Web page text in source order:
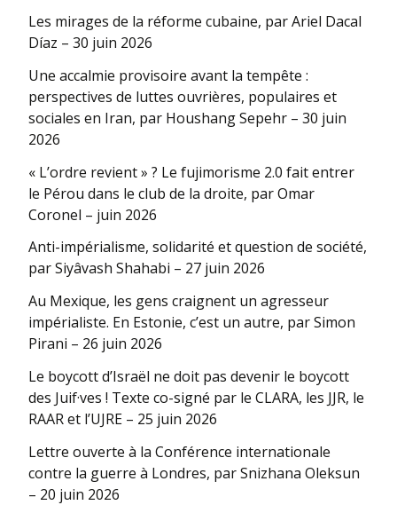
Les mirages de la réforme cubaine, par Ariel Dacal
Díaz – 30 juin 2026
Une accalmie provisoire avant la tempête :
perspectives de luttes ouvrières, populaires et
sociales en Iran, par Houshang Sepehr – 30 juin
2026
« L’ordre revient » ? Le fujimorisme 2.0 fait entrer
le Pérou dans le club de la droite, par Omar
Coronel – juin 2026
Anti-impérialisme, solidarité et question de société,
par Siyâvash Shahabi – 27 juin 2026
Au Mexique, les gens craignent un agresseur
impérialiste. En Estonie, c’est un autre, par Simon
Pirani – 26 juin 2026
Le boycott d’Israël ne doit pas devenir le boycott
des Juif·ves ! Texte co-signé par le CLARA, les JJR, le
RAAR et l’UJRE – 25 juin 2026
Lettre ouverte à la Conférence internationale
contre la guerre à Londres, par Snizhana Oleksun
– 20 juin 2026